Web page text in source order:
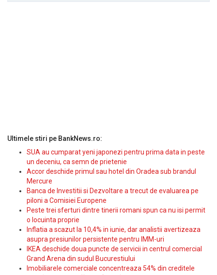
Ultimele stiri pe BankNews.ro:
SUA au cumparat yeni japonezi pentru prima data in peste
un deceniu, ca semn de prietenie
Accor deschide primul sau hotel din Oradea sub brandul
Mercure
Banca de Investitii si Dezvoltare a trecut de evaluarea pe
piloni a Comisiei Europene
Peste trei sferturi dintre tinerii romani spun ca nu isi permit
o locuinta proprie
Inflatia a scazut la 10,4% in iunie, dar analistii avertizeaza
asupra presiunilor persistente pentru IMM-uri
IKEA deschide doua puncte de servicii in centrul comercial
Grand Arena din sudul Bucurestiului
Imobiliarele comerciale concentreaza 54% din creditele